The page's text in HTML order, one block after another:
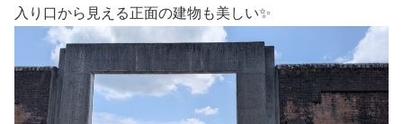
入り口から見える正面の建物も美しい✨